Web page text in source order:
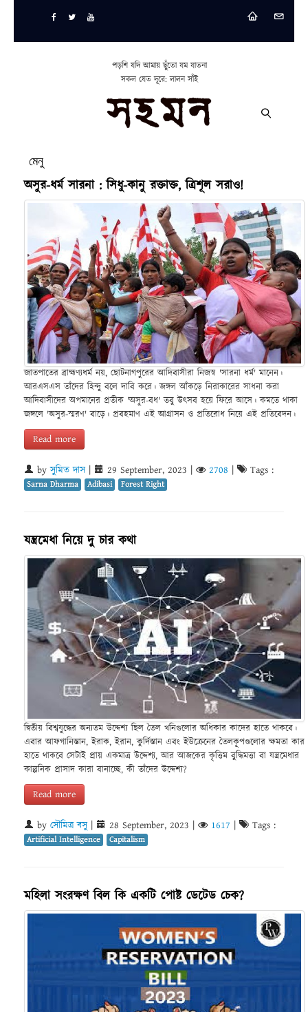
পড়শি যদি আমায় ছুঁতো যম যাতনা
সকল যেত দূরে: লালন সাঁই
মেনু
অসুর-ধর্ম সারনা : সিধু-কানু রক্তাক্ত, ত্রিশূল সরাও!
জাতপাতের ব্রাহ্মণ্যধর্ম নয়, ছোটনাগপুরের আদিবাসীরা নিজস্ব 'সারনা ধর্ম' মানেন।
আরএসএস তাঁদের হিন্দু বলে দাবি করে। জঙ্গল আঁকড়ে নিরাকারের সাধনা করা
আদিবাসীদের অপমানের প্রতীক 'অসুর-বধ' তবু উৎসব হয়ে ফিরে আসে। কমতে থাকা
জঙ্গলে 'অসুর-স্মরণ' বাড়ে। প্রবহমাণ এই আগ্রাসন ও প্রতিরোধ নিয়ে এই প্রতিবেদন।
Read more
byসুমিত দাস| 29 September, 2023 2708 Tags :
Sarna Dharma Adibasi Forest Right
যন্ত্রমেধা নিয়ে দু চার কথা
দ্বিতীয় বিশ্বযুদ্ধের অন্যতম উদ্দেশ্য ছিল তৈল খনিগুলোর অধিকার কাদের হাতে থাকবে।
এবার আফগানিস্তান, ইরাক, ইরান, কুর্দিস্তান এবং ইউক্রেনের তৈলকূপগুলোর ক্ষমতা কার
হাতে থাকবে সেটাই প্রায় একমাত্র উদ্দেশ্য, আর আজকের কৃত্তিম বুদ্ধিমত্তা বা যন্ত্রমেধার
কাল্পনিক প্রাসাদ কারা বানাচ্ছে, কী তাঁদের উদ্দেশ্য?
Read more
by সৌমিত্র বসু| 28 September, 2023 1617 Tags :
Artificial Intelligence Capitalism
মহিলা সংরক্ষণ বিল কি একটি পোষ্ট ডেটেড চেক?